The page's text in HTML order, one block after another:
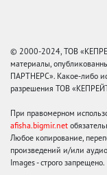
© 2000-2024, ТОВ
материалы,
ПАРТНЕРС». Какое-либо
разрешения ТОВ
При правомерном
afisha.bigmir.net
Любое копирование,
произведений и/или
Images - строго запрещено.